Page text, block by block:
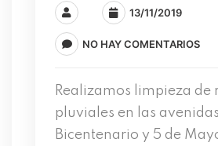
13/11/2019
NO HAY COMENTARIOS
Realizamos limpieza de
pluviales en las avenidas
Bicentenario y 5 de